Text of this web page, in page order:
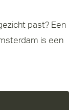
past? Een
is een